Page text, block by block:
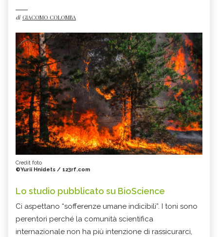
di GIACOMO COLOMBA
Credit foto
©Yurii Hnidets / 123rf.com
Lo studio pubblicato su BioScience
Ci aspettano “sofferenze umane indicibili”. I toni sono
perentori perché la comunità scientifica
internazionale non ha più intenzione di rassicurarci,